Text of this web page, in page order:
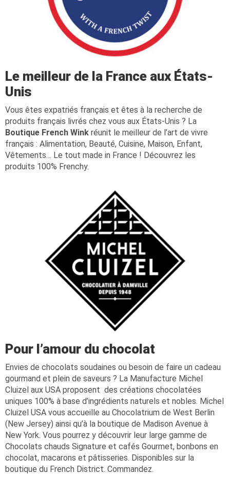
Le meilleur de la France aux États-
Unis
Vous êtes expatriés français et êtes à la recherche de
produits français livrés chez vous aux États-Unis ? La
Boutique French Wink réunit le meilleur de l’art de vivre
français : Alimentation, Beauté, Cuisine, Maison, Enfant,
Vêtements… Le tout made in France ! Découvrez les
produits 100% Frenchy.
Pour l’amour du chocolat
Envies de chocolats soudaines ou besoin de faire un cadeau
gourmand et plein de saveurs ? La Manufacture Michel
Cluizel aux USA proposent des créations chocolatées
uniques 100% à base d’ingrédients naturels et nobles. Michel
Cluizel USA vous accueille au Chocolatrium de West Berlin
(New Jersey) ainsi qu’à la boutique de Madison Avenue à
New York. Vous pourrez y découvrir leur large gamme de
Chocolats chauds Signature et cafés Gourmet, bonbons en
chocolat, macarons et pâtisseries. Disponibles sur la
boutique du French District. Commandez.